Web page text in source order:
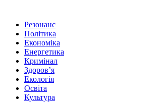
Резонанс
Політика
Економіка
Енергетика
Кримінал
Здоров’я
Екологія
Освіта
Культура